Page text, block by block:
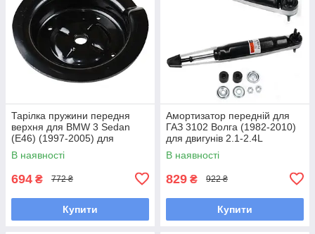
Тарілка пружини передня
верхня для BMW 3 Sedan
(E46) (1997-2005) для
двигунів 1.6-3L
В наявності
694 ₴ 772 ₴
Купити
Амортизатор передній для
ГАЗ 3102 Волга (1982-2010)
для двигунів 2.1-2.4L
В наявності
829 ₴ 922 ₴
Купити